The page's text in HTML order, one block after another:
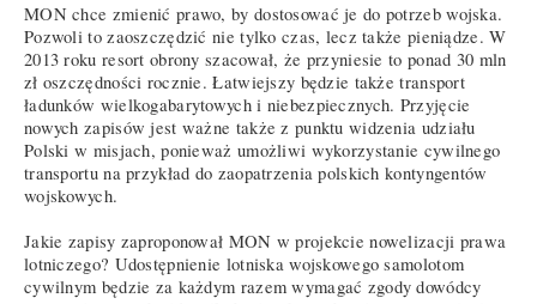
MON chce zmienić prawo, by dostosować je do potrzeb wojska.
Pozwoli to zaoszczędzić nie tylko czas, lecz także pieniądze. W
2013 roku resort obrony szacował, że przyniesie to ponad 30 mln
zł oszczędności rocznie. Łatwiejszy będzie także transport
ładunków wielkogabarytowych i niebezpiecznych. Przyjęcie
nowych zapisów jest ważne także z punktu widzenia udziału
Polski w misjach, ponieważ umożliwi wykorzystanie cywilnego
transportu na przykład do zaopatrzenia polskich kontyngentów
wojskowych.
Jakie zapisy zaproponował MON w projekcie nowelizacji prawa
lotniczego? Udostępnienie lotniska wojskowego samolotom
cywilnym będzie za każdym razem wymagać zgody dowódcy